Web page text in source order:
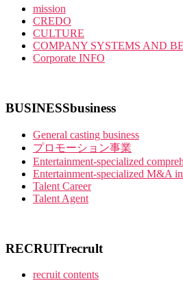
mission
CREDO
CULTURE
COMPANY SYSTEMS AND
Corporate INFO
BUSINESSbusiness
General casting business
プロモーション事業
Entertainment-specialized
Entertainment-specialized M&A
Talent Career
Talent Agent
RECRUITrecrult
recruit contents